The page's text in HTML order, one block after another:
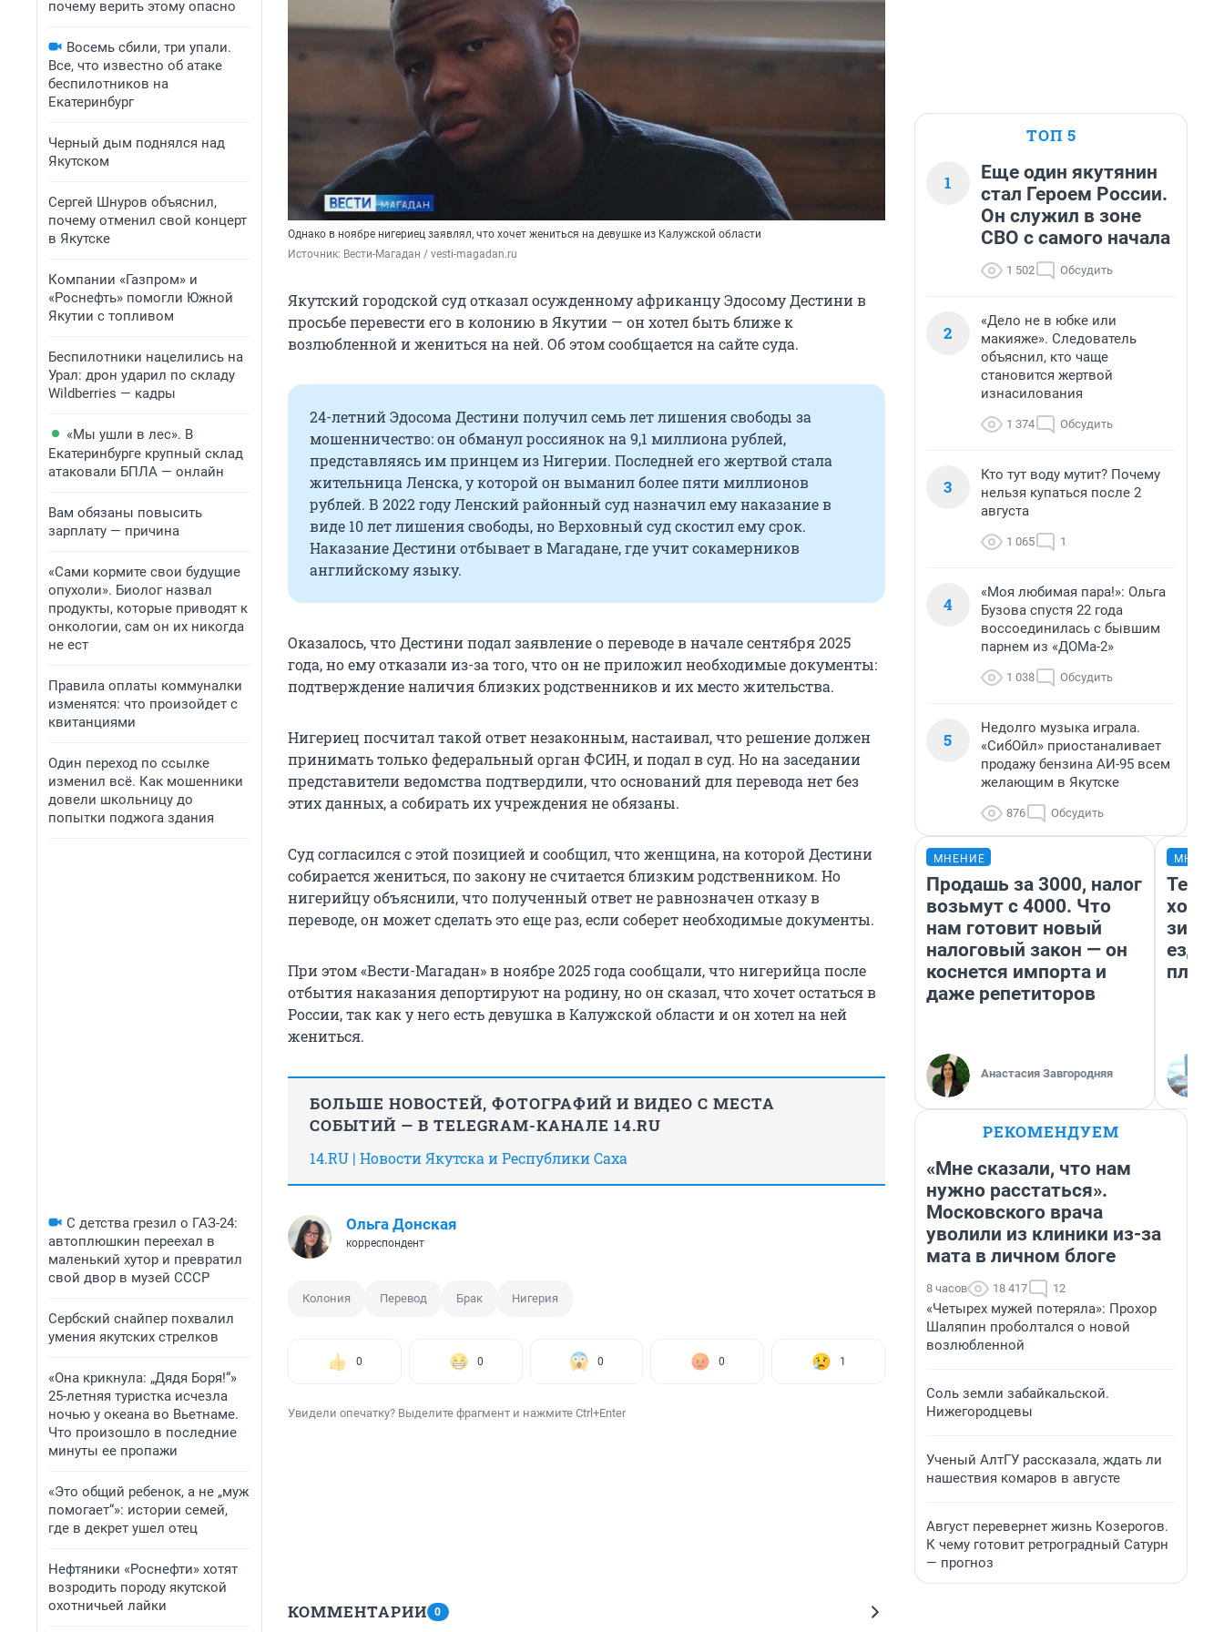
почему верить этому опасно
Восемь сбили, три упали.
Все, что известно об атаке
беспилотников на
Екатеринбург
Черный дым поднялся над
Якутском
Сергей Шнуров объяснил,
почему отменил свой концерт
в Якутске
Компании «Газпром» и
«Роснефть» помогли Южной
Якутии с топливом
Беспилотники нацелились на
Урал: дрон ударил по складу
Wildberries — кадры
«Мы ушли в лес». В
Екатеринбурге крупный склад
атаковали БПЛА — онлайн
Вам обязаны повысить
зарплату — причина
«Сами кормите свои будущие
опухоли». Биолог назвал
продукты, которые приводят к
онкологии, сам он их никогда
не ест
Правила оплаты коммуналки
изменятся: что произойдет с
квитанциями
Один переход по ссылке
изменил всё. Как мошенники
довели школьницу до
попытки поджога здания
С детства грезил о ГАЗ-24:
автоплюшкин переехал в
маленький хутор и превратил
свой двор в музей СССР
Сербский снайпер похвалил
умения якутских стрелков
«Она крикнула: „Дядя Боря!“»
25-летняя туристка исчезла
ночью у океана во Вьетнаме.
Что произошло в последние
минуты ее пропажи
«Это общий ребенок, а не „муж
помогает“»: истории семей,
где в декрет ушел отец
Нефтяники «Роснефти» хотят
возродить породу якутской
охотничьей лайки
Однако в ноябре нигериец заявлял, что хочет жениться на девушке из Калужской области
Источник: Вести-Магадан / vesti-magadan.ru
Якутский городской суд отказал осужденному африканцу Эдосому Дестини в
просьбе перевести его в колонию в Якутии — он хотел быть ближе к
возлюбленной и жениться на ней. Об этом сообщается на сайте суда.
24-летний Эдосома Дестини получил семь лет лишения свободы за
мошенничество: он обманул россиянок на 9,1 миллиона рублей,
представляясь им принцем из Нигерии. Последней его жертвой стала
жительница Ленска, у которой он выманил более пяти миллионов
рублей. В 2022 году Ленский районный суд назначил ему наказание в
виде 10 лет лишения свободы, но Верховный суд скостил ему срок.
Наказание Дестини отбывает в Магадане, где учит сокамерников
английскому языку.
Оказалось, что Дестини подал заявление о переводе в начале сентября 2025
года, но ему отказали из-за того, что он не приложил необходимые документы:
подтверждение наличия близких родственников и их место жительства.
Нигериец посчитал такой ответ незаконным, настаивал, что решение должен
принимать только федеральный орган ФСИН, и подал в суд. Но на заседании
представители ведомства подтвердили, что оснований для перевода нет без
этих данных, а собирать их учреждения не обязаны.
Суд согласился с этой позицией и сообщил, что женщина, на которой Дестини
собирается жениться, по закону не считается близким родственником. Но
нигерийцу объяснили, что полученный ответ не равнозначен отказу в
переводе, он может сделать это еще раз, если соберет необходимые документы.
При этом «Вести-Магадан» в ноябре 2025 года сообщали, что нигерийца после
отбытия наказания депортируют на родину, но он сказал, что хочет остаться в
России, так как у него есть девушка в Калужской области и он хотел на ней
жениться.
БОЛЬШЕ НОВОСТЕЙ, ФОТОГРАФИЙ И ВИДЕО С МЕСТА
СОБЫТИЙ — В TELEGRAM-КАНАЛЕ 14.RU
14.RU | Новости Якутска и Республики Саха
Ольга Донская
корреспондент
Колония Перевод Брак Нигерия
0 0 0 0 1
Увидели опечатку? Выделите фрагмент и нажмите Ctrl+Enter
КОММЕНТАРИИ 0
ТОП 5
1
Еще один якутянин
стал Героем России.
Он служил в зоне
СВО с самого начала
1 502 Обсудить
2
«Дело не в юбке или
макияже». Следователь
объяснил, кто чаще
становится жертвой
изнасилования
1 374 Обсудить
3
Кто тут воду мутит? Почему
нельзя купаться после 2
августа
1 065 1
4
«Моя любимая пара!»: Ольга
Бузова спустя 22 года
воссоединилась с бывшим
парнем из «ДОМа-2»
1 038 Обсудить
5
Недолго музыка играла.
«СибОйл» приостаналивает
продажу бензина АИ-95 всем
желающим в Якутске
876 Обсудить
МНЕНИЕ
Продашь за 3000, налог
возьмут с 4000. Что
нам готовит новый
налоговый закон — он
коснется импорта и
даже репетиторов
Анастасия Завгородняя
ездит
РЕКОМЕНДУЕМ
«Мне сказали, что нам
нужно расстаться».
Московского врача
уволили из клиники из-за
мата в личном блоге
8 часов 18 417 12
«Четырех мужей потеряла»: Прохор
Шаляпин проболтался о новой
возлюбленной
Соль земли забайкальской.
Нижегородцевы
Ученый АлтГУ рассказала, ждать ли
нашествия комаров в августе
Август перевернет жизнь Козерогов.
К чему готовит ретроградный Сатурн
— прогноз